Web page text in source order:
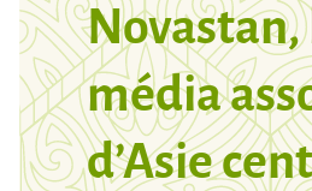
Novastan,
média
d’Asie